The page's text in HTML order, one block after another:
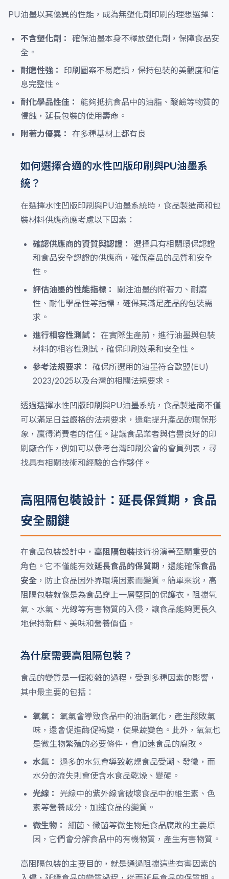
PU油墨以其優異的性能，成為無塑化劑印刷的理想選擇：
不含塑化劑： 確保油墨本身不釋放塑化劑，保障食品安
全。
耐磨性強：
印刷圖案不易磨損，保持包裝的美觀度和信
息完整性。
耐化學品性佳：
能夠抵抗食品中的油脂、酸鹼等物質的
侵蝕，延長包裝的使用壽命。
附著力優異： 在多種基材上都有良
如何選擇合適的水性凹版印刷與PU油墨系
統？
在選擇水性凹版印刷與PU油墨系統時，食品製造商和包
裝材料供應商應考慮以下因素：
確認供應商的資質與認證：
選擇具有相關環保認證
和食品安全認證的供應商，確保產品的品質和安全
性。
評估油墨的性能指標：
關注油墨的附著力、耐磨
性、耐化學品性等指標，確保其滿足產品的包裝需
求。
進行相容性測試： 在實際生產前，進行油墨與包裝
材料的相容性測試，確保印刷效果和安全性。
參考法規要求： 確保所選用的油墨符合歐盟(EU)
2023/2025以及台灣的相關法規要求。
透過選擇水性凹版印刷與PU油墨系統，食品製造商不僅
可以滿足日益嚴格的法規要求，還能提升產品的環保形
象，贏得消費者的信任。建議食品業者與信譽良好的印
刷廠合作，例如可以參考台灣印刷公會的會員列表，尋
找具有相關技術和經驗的合作夥伴。
高阻隔包裝設計：延長保質期，食品
安全關鍵
在食品包裝設計中， 高阻隔包裝技術扮演著至關重要的
角色。它不僅能有效延長食品的保質期 ，還能確保食品
安全 ，防止食品因外界環境因素而變質。簡單來說，高
阻隔包裝就像是為食品穿上一層堅固的保護衣，阻擋氧
氣、水氣、光線等有害物質的入侵，讓食品能夠更長久
地保持新鮮、美味和營養價值。
為什麼需要高阻隔包裝？
食品的變質是一個複雜的過程，受到多種因素的影響，
其中最主要的包括：
氧氣： 氧氣會導致食品中的油脂氧化，產生酸敗氣
味，還會促進酶促褐變，使果蔬變色。此外，氧氣也
是微生物繁殖的必要條件，會加速食品的腐敗。
水氣： 過多的水氣會導致乾燥食品受潮、發黴，而
水分的流失則會使含水食品乾燥、變硬。
光線：
光線中的紫外線會破壞食品中的維生素、色
素等營養成分，加速食品的變質。
微生物： 細菌、黴菌等微生物是食品腐敗的主要原
因，它們會分解食品中的有機物質，產生有害物質。
高阻隔包裝的主要目的，就是通過阻擋這些有害因素的